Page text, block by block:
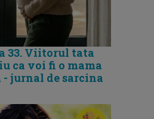
33. Viitorul tata
ca voi fi o mama
jurnal de sarcina